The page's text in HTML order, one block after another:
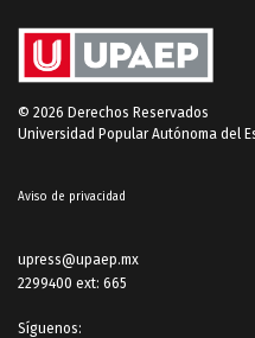
© 2026 Derechos Reservados
Universidad Popular Autónoma del
Aviso de privacidad
upress@upaep.mx
2299400 ext: 665
Síguenos: